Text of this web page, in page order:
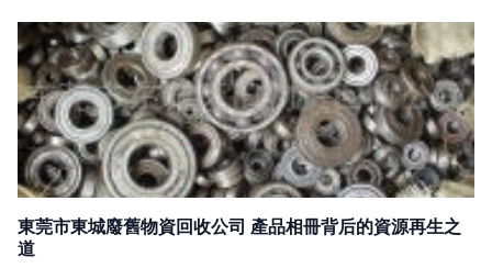
東莞市東城廢舊物資回收公司 產品相冊背后的資源再生之
道